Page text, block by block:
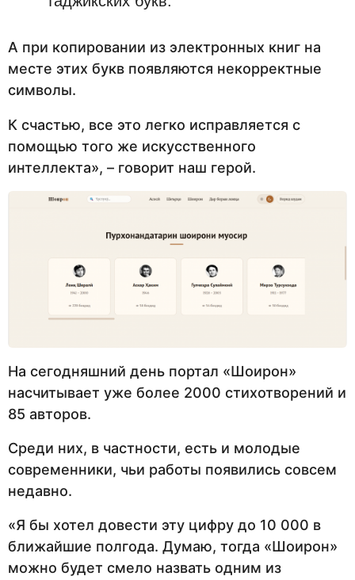
А при копировании из электронных книг на
месте этих букв появляются некорректные
символы.
К счастью, все это легко исправляется с
помощью того же искусственного
интеллекта», – говорит наш герой.
На сегодняшний день портал «Шоирон»
насчитывает уже более 2000 стихотворений и
85 авторов.
Среди них, в частности, есть и молодые
современники, чьи работы появились совсем
недавно.
«Я бы хотел довести эту цифру до 10 000 в
ближайшие полгода. Думаю, тогда «Шоирон»
можно будет смело назвать одним из